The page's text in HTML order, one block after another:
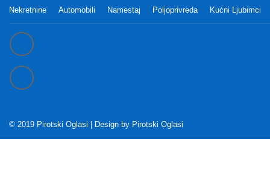
Nekretnine Automobili Namestaj Poljoprivreda Kućni Ljubimci
© 2019 Pirotski Oglasi | Design by Pirotski Oglasi